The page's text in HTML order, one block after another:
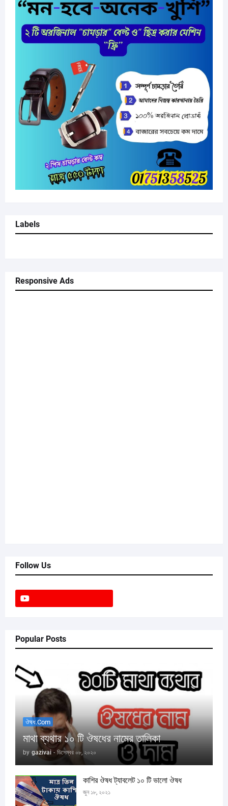
Labels
Responsive Ads
Follow Us
Popular Posts
ঔষধ.com
মাথা ব্যথার ১০ টি ঔষধের নামের তালিকা
by gazivai - ডিসেম্বর ০৮, ২০২০
কাশির ঔষধ ট্যাবলেট ১০ টি ভালো ঔষধ
জুন ১৮, ২০২১